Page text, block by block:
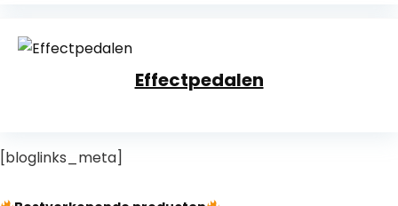
Effectpedalen
[bloglinks_meta]